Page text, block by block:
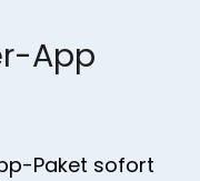
App
Paket sofort